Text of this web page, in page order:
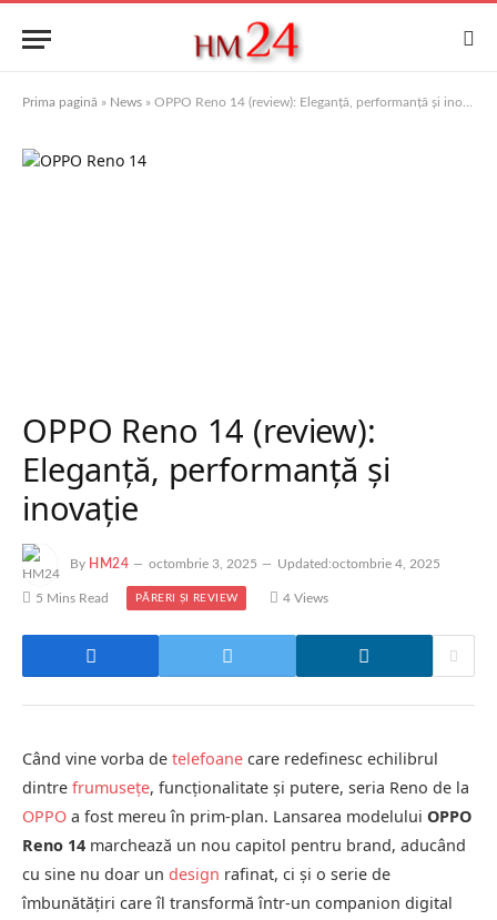
Prima pagină » News » OPPO Reno 14 (review): Eleganță, performanță și inovație
OPPO Reno 14 (review):
Eleganță, performanță și
inovație
By HM24 octombrie 3, 2025 Updated:octombrie 4, 2025
5 Mins Read PĂRERI ȘI REVIEW 4Views
Când vine vorba de telefoane care redefinesc echilibrul
dintre frumusețe, funcționalitate și putere, seria Reno de la
OPPO a fost mereu în prim-plan. Lansarea modelului OPPO
Reno 14 marchează un nou capitol pentru brand, aducând
cu sine nu doar un design rafinat, ci și o serie de
îmbunătățiri care îl transformă într-un companion digital